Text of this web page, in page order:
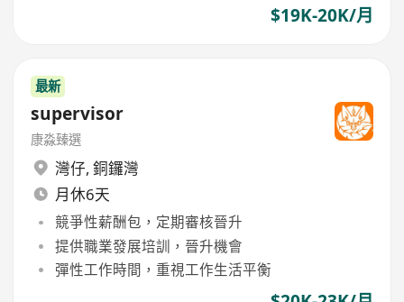
$19K-20K/月
最新
supervisor
康淼臻選
灣仔, 銅鑼灣
月休6天
競爭性薪酬包，定期審核晉升
提供職業發展培訓，晉升機會
彈性工作時間，重視工作生活平衡